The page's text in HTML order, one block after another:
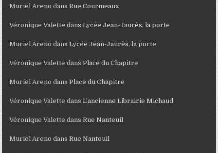
Muriel Areno dansRue Courmeaux
Véronique Valette dansLycée Jean-Jaurès, la porte
Muriel Areno dansLycée Jean-Jaurès, la porte
Véronique Valette dansPlace du Chapitre
Muriel Areno dansPlace du Chapitre
Véronique Valette dansL’ancienne Librairie Michaud
Véronique Valette dansRue Nanteuil
Muriel Areno dansRue Nanteuil